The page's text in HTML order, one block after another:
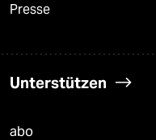
Presse
Unterstützen
abo